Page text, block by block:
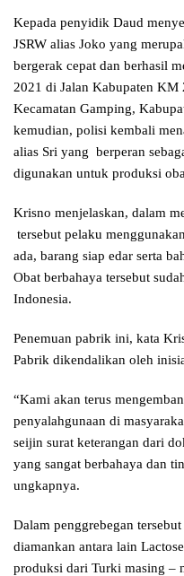
Kepada penyidik Daud
JSRW alias Joko yang
bergerak cepat dan berhasil
2021 di Jalan Kabupaten
Kecamatan Gamping,
kemudian, polisi kembali
alias Sri yang berperan
digunakan untuk produksi
Krisno menjelaskan, dalam
tersebut pelaku
ada, barang siap edar serta
Obat berbahaya tersebut
Indonesia.
Penemuan pabrik ini, kata
Pabrik dikendalikan oleh
“Kami akan terus
penyalahgunaan di
seijin surat keterangan dari
yang sangat berbahaya dan
ungkapnya.
Dalam penggrebegan
diamankan antara lain
produksi dari Turki masing –